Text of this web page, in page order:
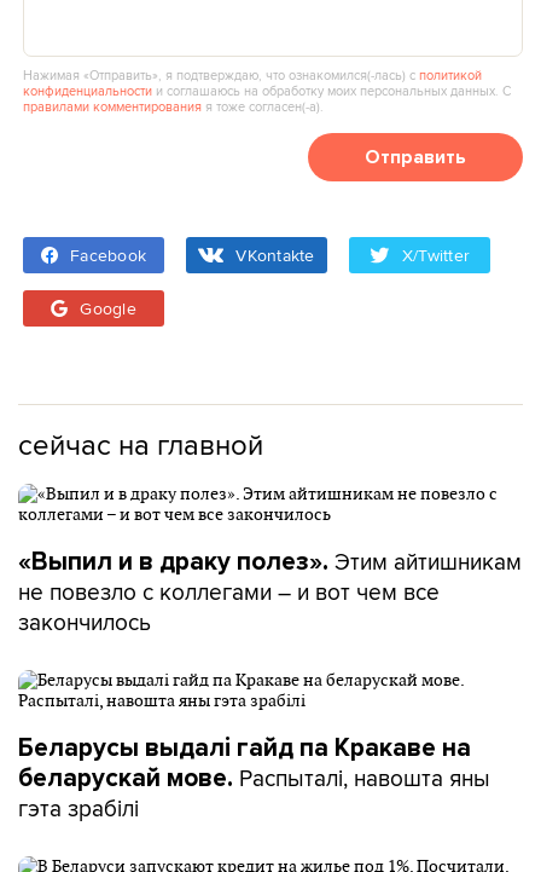
Нажимая «Отправить», я подтверждаю, что ознакомился(‑лась) сполитикой
конфиденциальности и соглашаюсь на обработку моих персональных данных. С
правилами комментирования я тоже согласен(‑а).
Отправить
Facebook VKontakte X/Twitter
Google
сейчас на главной
«Выпил и в драку полез». Этим айтишникам
не повезло с коллегами – и вот чем все
закончилось
Беларусы выдалі гайд па Кракаве на
беларускай мове. Распыталі, навошта яны
гэта зрабілі